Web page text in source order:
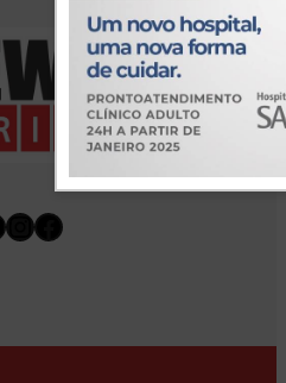
Instagram
Facebook